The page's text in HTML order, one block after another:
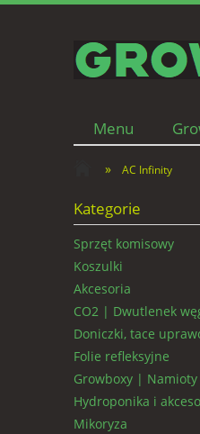
Menu
Wentylacja |
» AC Infinity
Kategorie
Sprzęt komisowy
Koszulki
Akcesoria
CO2 | Dwutlenek
Doniczki, tace
Folie refleksyjne
Growboxy | Namioty
Hydroponika i
Mikoryza